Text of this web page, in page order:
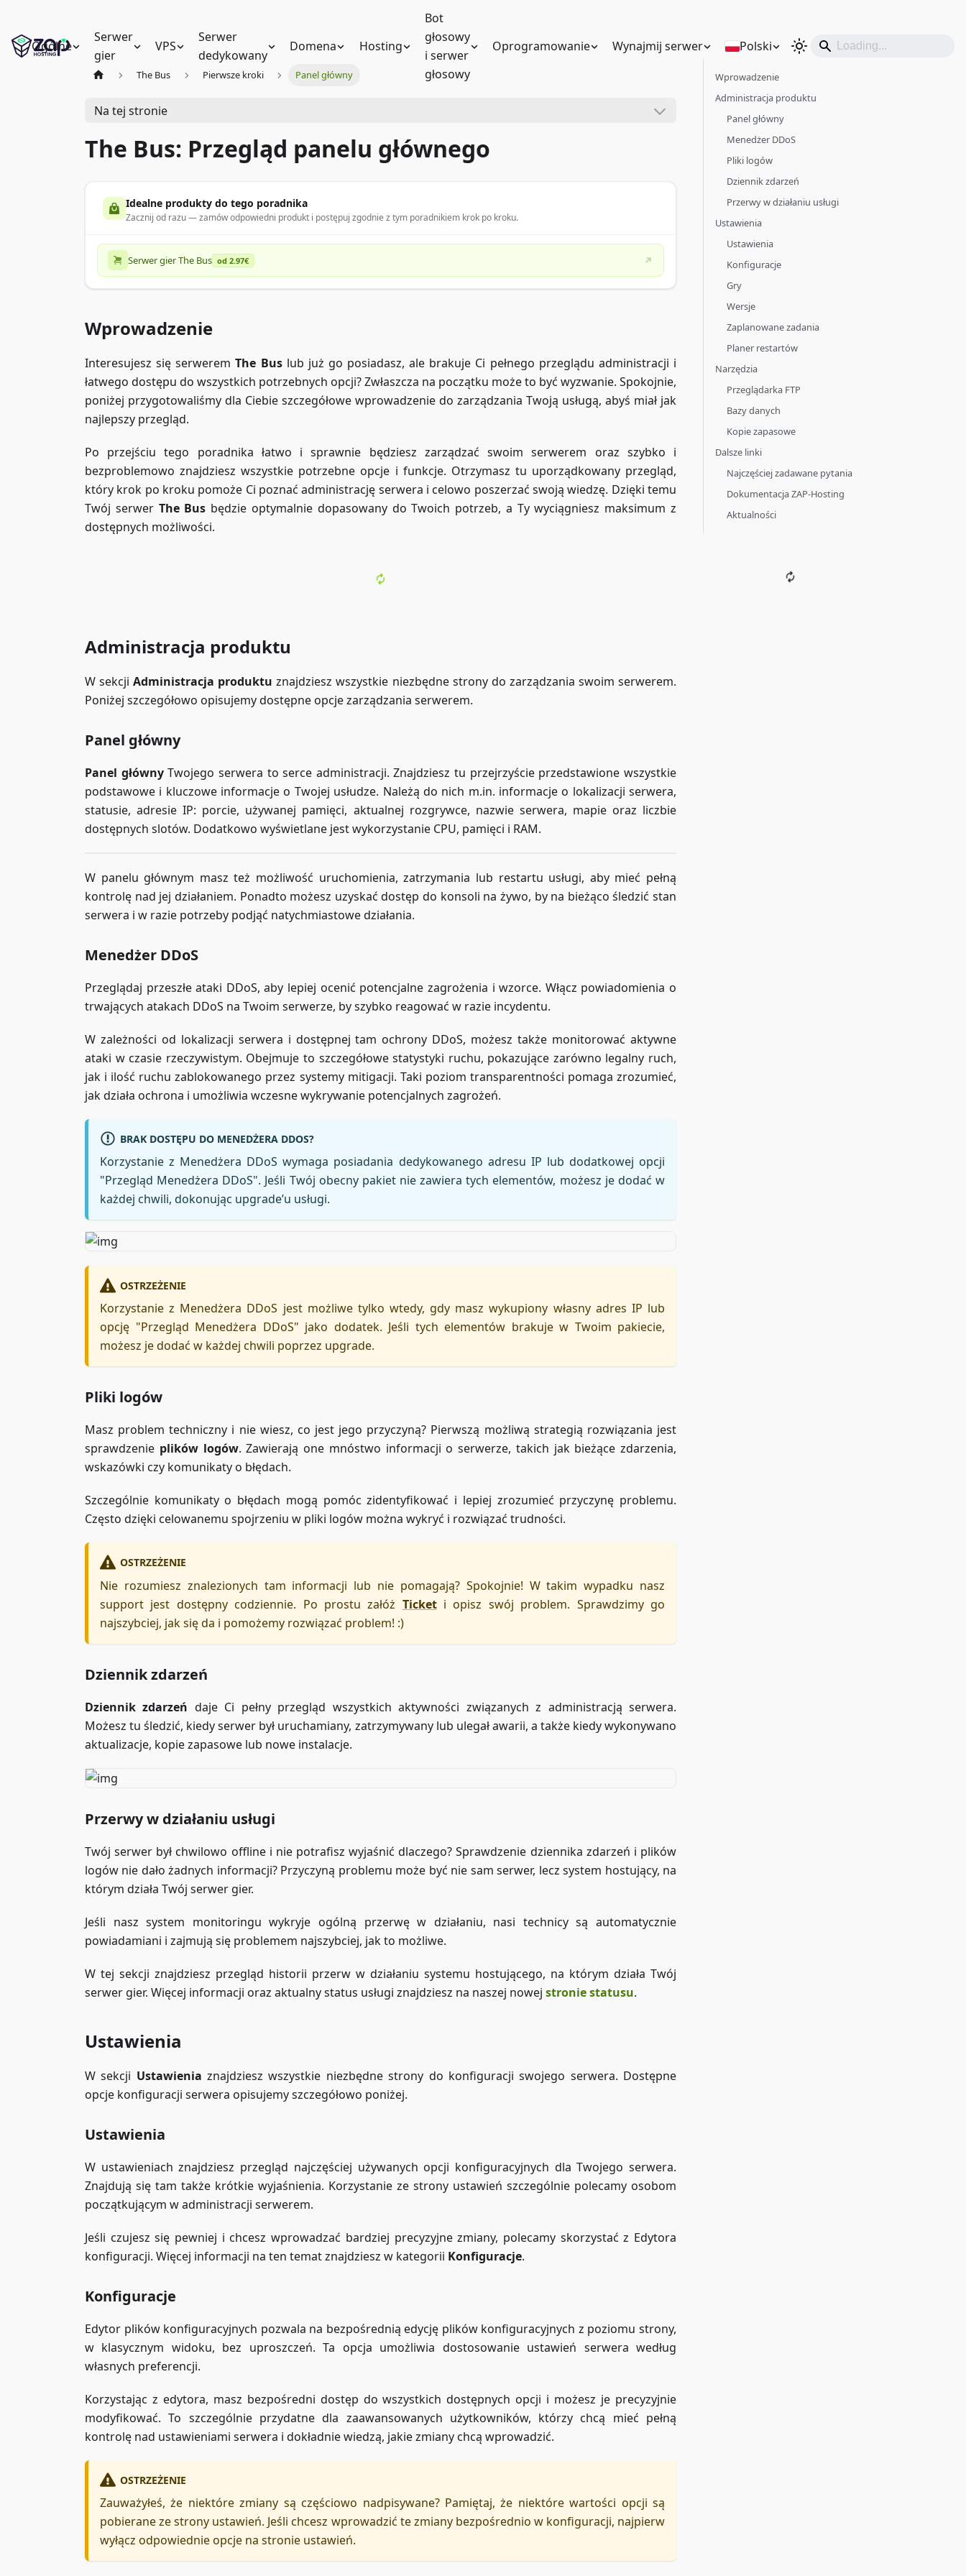
Ogólne
Serwer
gier
VPS
Serwer
dedykowany
Domena Hosting
Bot
głosowy
i serwer
głosowy
Oprogramowanie Wynajmij serwer Polski
The Bus Pierwsze kroki Panel główny
Na tej stronie
The Bus: Przegląd panelu głównego
Idealne produkty do tego poradnika
Zacznij od razu — zamów odpowiedni produkt i postępuj zgodnie z tym poradnikiem krok po kroku.
Serwer gier The Bus od 2.97€
Wprowadzenie
Interesujesz się serweremThe Buslub już go posiadasz, ale brakuje Ci pełnego przeglądu administracji i
łatwego dostępu do wszystkich potrzebnych opcji? Zwłaszcza na początku może to być wyzwanie. Spokojnie,
poniżej przygotowaliśmy dla Ciebie szczegółowe wprowadzenie do zarządzania Twoją usługą, abyś miał jak
najlepszy przegląd.
Po przejściu tego poradnika łatwo i sprawnie będziesz zarządzać swoim serwerem oraz szybko i
bezproblemowo znajdziesz wszystkie potrzebne opcje i funkcje. Otrzymasz tu uporządkowany przegląd,
który krok po kroku pomoże Ci poznać administrację serwera i celowo poszerzać swoją wiedzę. Dzięki temu
Twój serwer The Bus będzie optymalnie dopasowany do Twoich potrzeb, a Ty wyciągniesz maksimum z
dostępnych możliwości.
Administracja produktu
W sekcjiAdministracja produktu znajdziesz wszystkie niezbędne strony do zarządzania swoim serwerem.
Poniżej szczegółowo opisujemy dostępne opcje zarządzania serwerem.
Panel główny
Panel głównyTwojego serwera to serce administracji. Znajdziesz tu przejrzyście przedstawione wszystkie
podstawowe i kluczowe informacje o Twojej usłudze. Należą do nich m.in. informacje o lokalizacji serwera,
statusie, adresie IP: porcie, używanej pamięci, aktualnej rozgrywce, nazwie serwera, mapie oraz liczbie
dostępnych slotów. Dodatkowo wyświetlane jest wykorzystanie CPU, pamięci i RAM.
W panelu głównym masz też możliwość uruchomienia, zatrzymania lub restartu usługi, aby mieć pełną
kontrolę nad jej działaniem. Ponadto możesz uzyskać dostęp do konsoli na żywo, by na bieżąco śledzić stan
serwera i w razie potrzeby podjąć natychmiastowe działania.
Menedżer DDoS
Przeglądaj przeszłe ataki DDoS, aby lepiej ocenić potencjalne zagrożenia i wzorce. Włącz powiadomienia o
trwających atakach DDoS na Twoim serwerze, by szybko reagować w razie incydentu.
W zależności od lokalizacji serwera i dostępnej tam ochrony DDoS, możesz także monitorować aktywne
ataki w czasie rzeczywistym. Obejmuje to szczegółowe statystyki ruchu, pokazujące zarówno legalny ruch,
jak i ilość ruchu zablokowanego przez systemy mitigacji. Taki poziom transparentności pomaga zrozumieć,
jak działa ochrona i umożliwia wczesne wykrywanie potencjalnych zagrożeń.
BRAK DOSTĘPU DO MENEDŻERA DDOS?
Korzystanie z Menedżera DDoS wymaga posiadania dedykowanego adresu IP lub dodatkowej opcji
"Przegląd Menedżera DDoS". Jeśli Twój obecny pakiet nie zawiera tych elementów, możesz je dodać w
każdej chwili, dokonując upgrade’u usługi.
OSTRZEŻENIE
Korzystanie z Menedżera DDoS jest możliwe tylko wtedy, gdy masz wykupiony własny adres IP lub
opcję "Przegląd Menedżera DDoS" jako dodatek. Jeśli tych elementów brakuje w Twoim pakiecie,
możesz je dodać w każdej chwili poprzez upgrade.
Pliki logów
Masz problem techniczny i nie wiesz, co jest jego przyczyną? Pierwszą możliwą strategią rozwiązania jest
sprawdzenie plików logów. Zawierają one mnóstwo informacji o serwerze, takich jak bieżące zdarzenia,
wskazówki czy komunikaty o błędach.
Szczególnie komunikaty o błędach mogą pomóc zidentyfikować i lepiej zrozumieć przyczynę problemu.
Często dzięki celowanemu spojrzeniu w pliki logów można wykryć i rozwiązać trudności.
OSTRZEŻENIE
Nie rozumiesz znalezionych tam informacji lub nie pomagają? Spokojnie! W takim wypadku nasz
support jest dostępny codziennie. Po prostu załóż Ticketi opisz swój problem. Sprawdzimy go
najszybciej, jak się da i pomożemy rozwiązać problem! :)
Dziennik zdarzeń
Dziennik zdarzeń daje Ci pełny przegląd wszystkich aktywności związanych z administracją serwera.
Możesz tu śledzić, kiedy serwer był uruchamiany, zatrzymywany lub ulegał awarii, a także kiedy wykonywano
aktualizacje, kopie zapasowe lub nowe instalacje.
Przerwy w działaniu usługi
Twój serwer był chwilowo offline i nie potrafisz wyjaśnić dlaczego? Sprawdzenie dziennika zdarzeń i plików
logów nie dało żadnych informacji? Przyczyną problemu może być nie sam serwer, lecz system hostujący, na
którym działa Twój serwer gier.
Jeśli nasz system monitoringu wykryje ogólną przerwę w działaniu, nasi technicy są automatycznie
powiadamiani i zajmują się problemem najszybciej, jak to możliwe.
W tej sekcji znajdziesz przegląd historii przerw w działaniu systemu hostującego, na którym działa Twój
serwer gier. Więcej informacji oraz aktualny status usługi znajdziesz na naszej nowej stronie statusu.
Ustawienia
W sekcji Ustawienia znajdziesz wszystkie niezbędne strony do konfiguracji swojego serwera. Dostępne
opcje konfiguracji serwera opisujemy szczegółowo poniżej.
Ustawienia
W ustawieniach znajdziesz przegląd najczęściej używanych opcji konfiguracyjnych dla Twojego serwera.
Znajdują się tam także krótkie wyjaśnienia. Korzystanie ze strony ustawień szczególnie polecamy osobom
początkującym w administracji serwerem.
Jeśli czujesz się pewniej i chcesz wprowadzać bardziej precyzyjne zmiany, polecamy skorzystać z Edytora
konfiguracji. Więcej informacji na ten temat znajdziesz w kategorii Konfiguracje.
Konfiguracje
Edytor plików konfiguracyjnych pozwala na bezpośrednią edycję plików konfiguracyjnych z poziomu strony,
w klasycznym widoku, bez uproszczeń. Ta opcja umożliwia dostosowanie ustawień serwera według
własnych preferencji.
Korzystając z edytora, masz bezpośredni dostęp do wszystkich dostępnych opcji i możesz je precyzyjnie
modyfikować. To szczególnie przydatne dla zaawansowanych użytkowników, którzy chcą mieć pełną
kontrolę nad ustawieniami serwera i dokładnie wiedzą, jakie zmiany chcą wprowadzić.
OSTRZEŻENIE
Zauważyłeś, że niektóre zmiany są częściowo nadpisywane? Pamiętaj, że niektóre wartości opcji są
pobierane ze strony ustawień. Jeśli chcesz wprowadzić te zmiany bezpośrednio w konfiguracji, najpierw
wyłącz odpowiednie opcje na stronie ustawień.
Wprowadzenie
Administracja produktu
Panel główny
Menedżer DDoS
Pliki logów
Dziennik zdarzeń
Przerwy w działaniu usługi
Ustawienia
Ustawienia
Konfiguracje
Gry
Wersje
Zaplanowane zadania
Planer restartów
Narzędzia
Przeglądarka FTP
Bazy danych
Kopie zapasowe
Dalsze linki
Najczęściej zadawane pytania
Dokumentacja ZAP-Hosting
Aktualności